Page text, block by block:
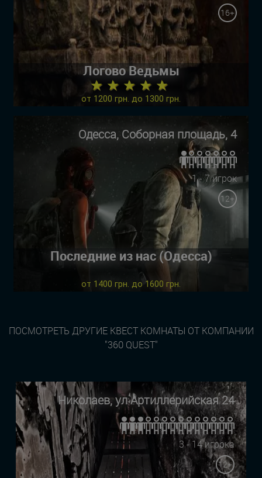
16+
Логово Ведьмы
★ ★ ★ ★ ★
от 1200 грн. до 1300 грн.
Одесса, Соборная площадь, 4
1 - 7 игрок
12+
Последние из нас (Одесса)
от 1400 грн. до 1600 грн.
ПОСМОТРЕТЬ ДРУГИЕ КВЕСТ КОМНАТЫ ОТ КОМПАНИИ
"360 QUEST"
Николаев, ул Артиллерийская 24
3 - 14 игрока
12+